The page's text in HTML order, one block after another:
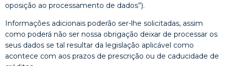
oposição ao processamento de dados”).
Informações adicionais poderão ser-lhe solicitadas, assim
como poderá não ser nossa obrigação deixar de processar os
seus dados se tal resultar da legislação aplicável como
acontece com aos prazos de prescrição ou de caducidade de